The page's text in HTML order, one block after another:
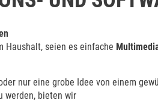
Haushalt, seien es einfache
nur eine grobe Idee von einem
werden, bieten wir